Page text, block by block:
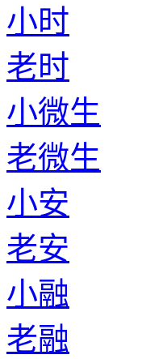
小时
老时
小微生
老微生
小安
老安
小融
老融